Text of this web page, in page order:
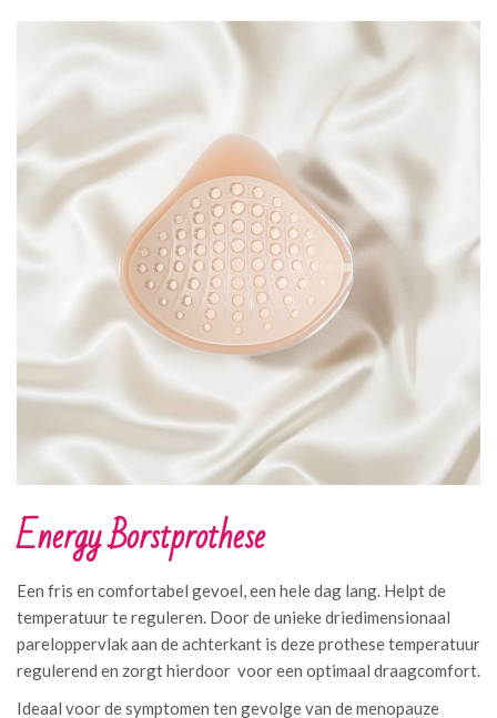
Energy Borstprothese
Een fris en comfortabel gevoel, een hele dag lang. Helpt de
temperatuur te reguleren. Door de unieke driedimensionaal
pareloppervlak aan de achterkant is deze prothese temperatuur
regulerend en zorgt hierdoor voor een optimaal draagcomfort.
Ideaal voor de symptomen ten gevolge van de menopauze